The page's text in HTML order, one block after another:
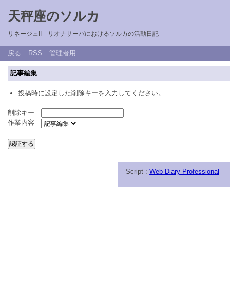
天秤座のソルカ
リネージュII リオナサーバにおけるソルカの活動日記
戻る RSS 管理者用
記事編集
投稿時に設定した削除キーを入力してください。
削除キー
作業内容
Script : Web Diary Professional